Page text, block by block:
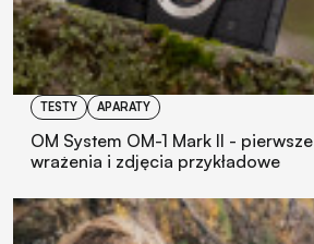
TESTY APARATY
OM System OM-1 Mark II - pierwsze
wrażenia i zdjęcia przykładowe